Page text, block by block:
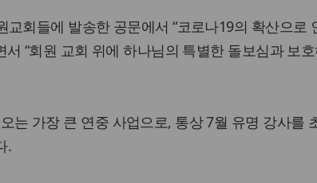
회들에 발송한 공문에서 “코로나19의 확산으로
“회원 교회 위에 하나님의 특별한 돌보심과 보
는 가장 큰 연중 사업으로, 통상 7월 유명 강사를
.